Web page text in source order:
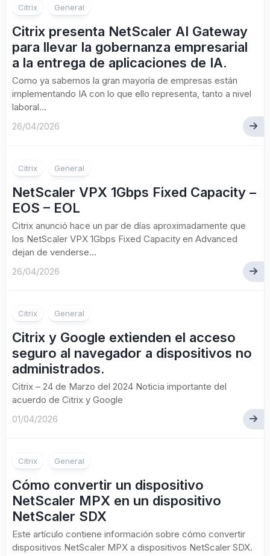
Citrix General
Citrix presenta NetScaler AI Gateway
para llevar la gobernanza empresarial
a la entrega de aplicaciones de IA.
Como ya sabemos la gran mayoría de empresas están
implementando IA con lo que ello representa, tanto a nivel
laboral...
26/04/2026
Citrix General
NetScaler VPX 1Gbps Fixed Capacity –
EOS – EOL
Citrix anunció hace un par de días aproximadamente que
los NetScaler VPX 1Gbps Fixed Capacity en Advanced
dejan de venderse...
26/04/2026
Citrix General
Citrix y Google extienden el acceso
seguro al navegador a dispositivos no
administrados.
Citrix – 24 de Marzo del 2024 Noticia importante del
acuerdo de Citrix y Google
01/04/2026
Citrix General
Cómo convertir un dispositivo
NetScaler MPX en un dispositivo
NetScaler SDX
Este artículo contiene información sobre cómo convertir
dispositivos NetScaler MPX a dispositivos NetScaler SDX.